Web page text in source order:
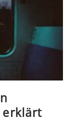
erklärt